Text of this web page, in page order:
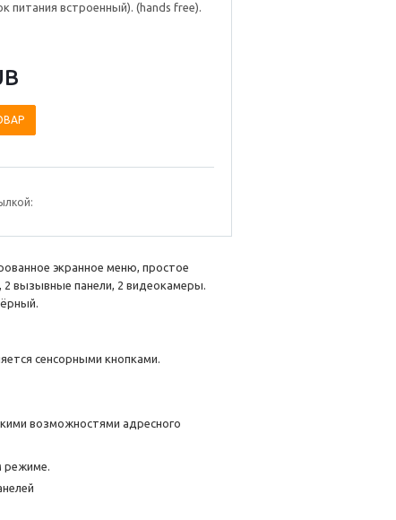
питания встроенный). (hands free).
экранное меню, простое
вызывные панели, 2 видеокамеры.
сенсорными кнопками.
возможностями адресного
режиме.